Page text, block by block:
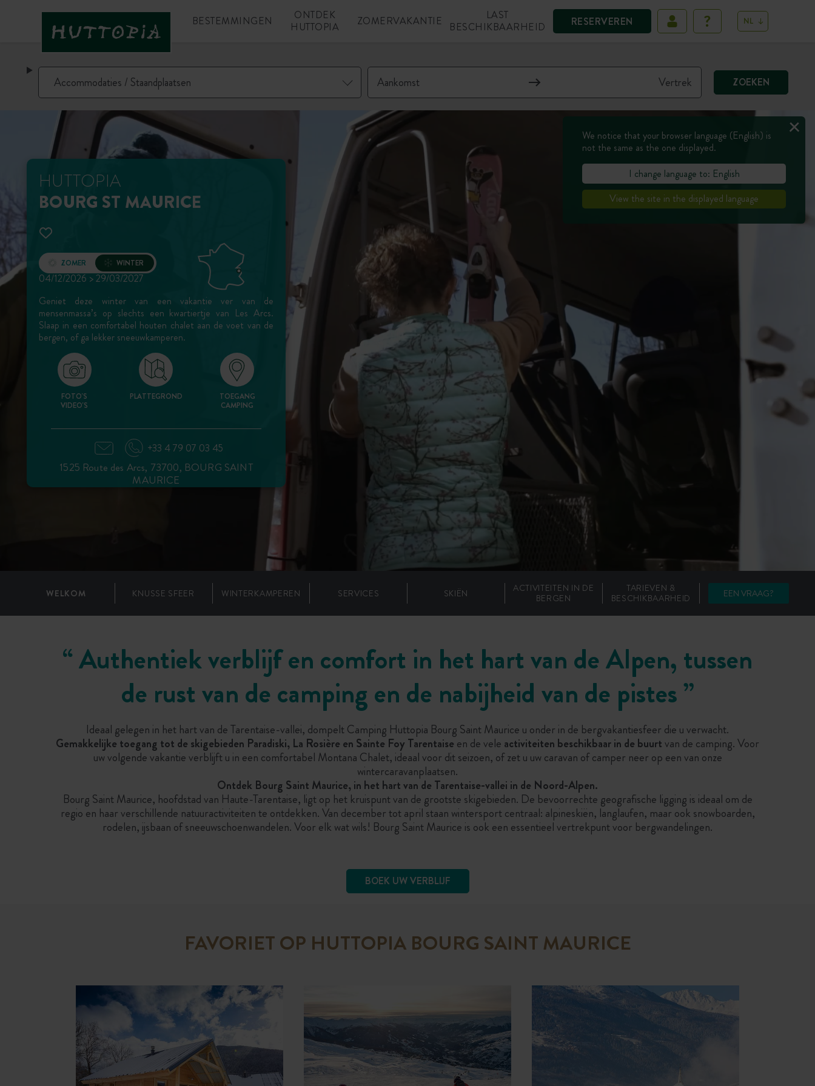
RESERVEREN
BESTEMMINGEN
ONTDEK
HUTTOPIA
ZOMERVAKANTIE
LAST
BESCHIKBAARHEID
NL
ZOEKEN
HUTTOPIA
BOURG ST MAURICE
Opening
04/12/2026 > 29/03/2027
ZOMER WINTER
Geniet deze winter van een vakantie ver van de
mensenmassa’s op slechts een kwartiertje van Les Arcs.
Slaap in een comfortabel houten chalet aan de voet van de
bergen, of ga lekker sneeuwkamperen.
FOTO'S
VIDEO'S
PLATTEGROND
TOEGANG
CAMPING
+33 4 79 07 03 45
1525 Route des Arcs, 73700, BOURG SAINT
MAURICE
WELKOM KNUSSE SFEER WINTERKAMPEREN SERVICES SKIËN
ACTIVITEITEN IN DE
BERGEN
TARIEVEN &
BESCHIKBAARHEID
EEN VRAAG?
“Authentiek verblijf en comfort in het hart van de Alpen, tussen
de rust van de camping en de nabijheid van de pistes ”
Ideaal gelegen in het hart van de Tarentaise-vallei, dompelt Camping Huttopia Bourg Saint Maurice u onder in de bergvakantiesfeer die u verwacht.
Gemakkelijke toegang tot de skigebieden Paradiski, La Rosière en Sainte Foy Tarentaise en de vele activiteiten beschikbaar in de buurtvan de camping. Voor
uw volgende vakantie verblijft u in een comfortabel Montana Chalet, ideaal voor dit seizoen, of zet u uw caravan of camper neer op een van onze
wintercaravanplaatsen.
Ontdek Bourg Saint Maurice, in het hart van de Tarentaise-vallei in de Noord-Alpen.
Bourg Saint Maurice, hoofdstad van Haute-Tarentaise, ligt op het kruispunt van de grootste skigebieden. De bevoorrechte geografische ligging is ideaal om de
regio en haar verschillende natuuractiviteiten te ontdekken. Van december tot april staan wintersport centraal: alpineskiën, langlaufen, maar ook snowboarden,
rodelen, ijsbaan of sneeuwschoenwandelen. Voor elk wat wils! Bourg Saint Maurice is ook een essentieel vertrekpunt voor bergwandelingen.
BOEK UW VERBLIJF
FAVORIET OP HUTTOPIA BOURG SAINT MAURICE
We notice that your browser language (English) is
not the same as the one displayed.
I change language to: English
View the site in the displayed language